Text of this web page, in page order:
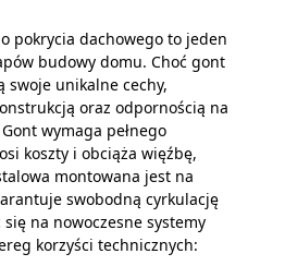
pokrycia dachowego to jeden
budowy domu. Choć gont
unikalne cechy,
oraz odpornością na
wymaga pełnego
koszty i obciąża więźbę,
montowana jest na
swobodną cyrkulację
na nowoczesne systemy
korzyści technicznych: